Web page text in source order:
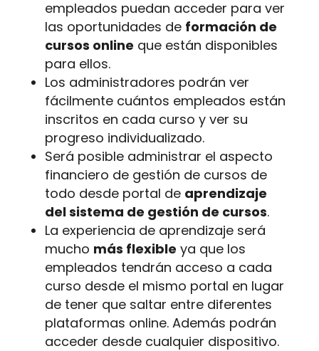
empleados puedan acceder para ver
las oportunidades de formación de
cursos online que están disponibles
para ellos.
Los administradores podrán ver
fácilmente cuántos empleados están
inscritos en cada curso y ver su
progreso individualizado.
Será posible administrar el aspecto
financiero de gestión de cursos de
todo desde portal de aprendizaje
del sistema de gestión de cursos.
La experiencia de aprendizaje será
mucho más flexible ya que los
empleados tendrán acceso a cada
curso desde el mismo portal en lugar
de tener que saltar entre diferentes
plataformas online. Además podrán
acceder desde cualquier dispositivo.